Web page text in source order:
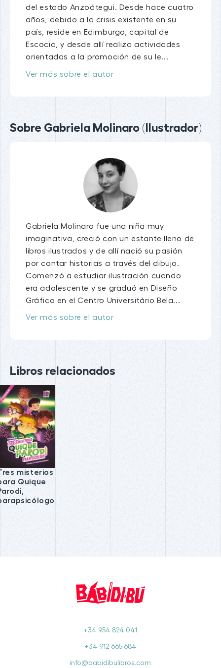
del estado Anzoátegui. Desde hace cuatro
años, debido a la crisis existente en su
país, reside en Edimburgo, capital de
Escocia, y desde allí realiza actividades
orientadas a la promoción de su le...
Ver más sobre el autor
Sobre Gabriela Molinaro (Ilustrador)
Gabriela Molinaro fue una niña muy
imaginativa, creció con un estante lleno de
libros ilustrados y de allí nació su pasión
por contar historias a través del dibujo.
Comenzó a estudiar ilustración cuando
era adolescente y se graduó en Diseño
Gráfico en el Centro Universitário Bela...
Ver más sobre el autor
Libros relacionados
misterios
Quique
+34 954 824 041
+34 912 665 684
info@babidibulibros.com